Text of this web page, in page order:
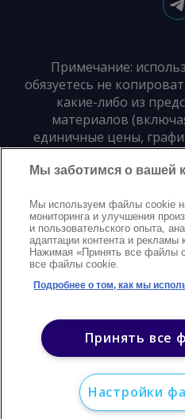
Примечание:
обязуетесь не
какие-либо из
материалов
единичные цены,
материалы) в любой
без предварительного
Политика
Защита авторских прав
Мы заботимся о вашей
Мы используем файлы cookie
мониторинга и улучшения
и пользовательского опыта,
адаптации контента и рекламы
Нажимая «Принять все файлы
все файлы cookie.
Подробнее о том, как мы
Принять все
Настройки